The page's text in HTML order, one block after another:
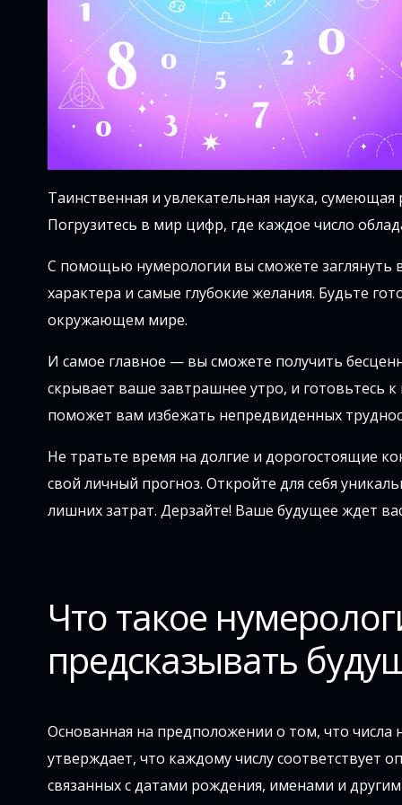
Таинственная и увлекательная наука,
Погрузитесь в мир цифр, где каждое число
С помощью нумерологии вы сможете заглянуть
характера и самые глубокие желания. Будьте
окружающем мире.
И самое главное — вы сможете получить
скрывает ваше завтрашнее утро, и готовьтесь
поможет вам избежать непредвиденных
Не тратьте время на долгие и дорогостоящие
свой личный прогноз. Откройте для себя
лишних затрат. Дерзайте! Ваше будущее ждет
Что такое
предсказывать
Основанная на предположении о том, что числа
утверждает, что каждому числу соответствует
связанных с датами рождения, именами и